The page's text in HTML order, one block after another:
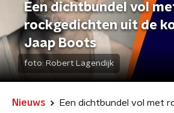
Een dichtbundel vol
rockgedichten uit de
Jaap Boots
foto: Robert Lagendijk
Nieuws